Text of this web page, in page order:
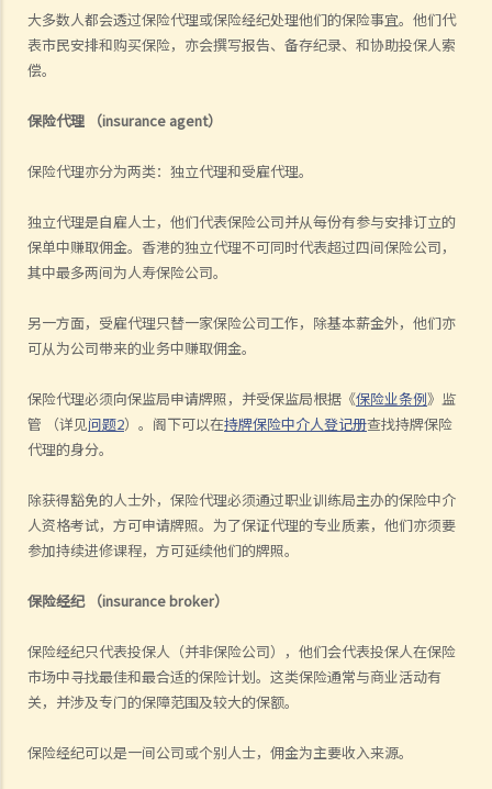
大多数人都会透过保险代理或保险经纪处理他们的保险事宜。他们代
表市民安排和购买保险，亦会撰写报告、备存纪录、和协助投保人索
偿。
保险代理 （insurance agent）
保险代理亦分为两类：独立代理和受雇代理。
独立代理是自雇人士，他们代表保险公司并从每份有参与安排订立的
保单中赚取佣金。香港的独立代理不可同时代表超过四间保险公司，
其中最多两间为人寿保险公司。
另一方面，受雇代理只替一家保险公司工作，除基本薪金外，他们亦
可从为公司带来的业务中赚取佣金。
保险代理必须向保监局申请牌照，并受保监局根据《保险业条例》监
管 （详见问题2）。阁下可以在持牌保险中介人登记册查找持牌保险
代理的身分。
除获得豁免的人士外，保险代理必须通过职业训练局主办的保险中介
人资格考试，方可申请牌照。为了保证代理的专业质素，他们亦须要
参加持续进修课程，方可延续他们的牌照。
保险经纪 （insurance broker）
保险经纪只代表投保人（并非保险公司），他们会代表投保人在保险
市场中寻找最佳和最合适的保险计划。这类保险通常与商业活动有
关，并涉及专门的保障范围及较大的保额。
保险经纪可以是一间公司或个别人士，佣金为主要收入来源。